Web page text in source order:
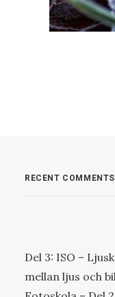
RECENT COMMENTS
Del 3: ISO –
mellan ljus och